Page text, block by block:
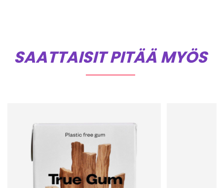
SAATTAISIT PITÄÄ MYÖS